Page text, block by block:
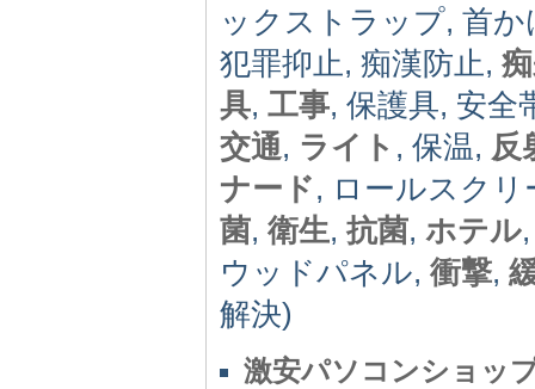
ックストラップ, 首
犯罪抑止, 痴漢防止,
具, 工事, 保護具, 安
交通, ライト , 保温, 反
ナード, ロールスク
菌, 衛生, 抗菌, ホテル
ウッドパネル, 衝撃,
解決)
激安パソコンショッ